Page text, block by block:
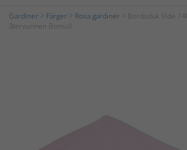
Gardiner Färger Rosa gardiner > Bordsduk Vide
återvunnen Bomull